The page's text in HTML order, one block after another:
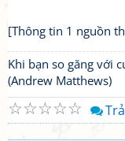
[Thông tin 1 nguồn
Khi bạn so găng với
(Andrew Matthews)
☆
☆
☆
☆
☆